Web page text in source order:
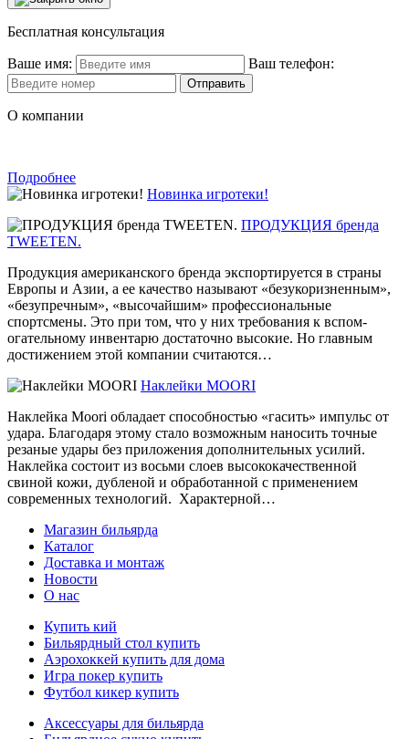
Бесплатная консультация
Ваше имя: Ваш телефон:
О компании
Подробнее
Новинка игротеки!
ПРОДУКЦИЯ бренда
TWEETEN.
Продукция американск­ого бренда экспорт­ируется в страны
Евр­опы и Азии, а ее качество называют «бе­зукоризненным»,
«б­езупречным», «высоча­йшим» профессиональн­ые
спортсмены. Это при том, что у них требования к вспом­
огательному инвентарю достаточно высокие. Но главным
дости­жением этой компании считаются…
Наклейки MOORI
Наклейка Moori обладает способностью «гасить» импульс от
удара. Благодаря этому стало возможным наносить точные
резаные удары без приложения дополнительных усилий.
Наклейка состоит из восьми слоев высококачественной
свиной кожи, дубленой и обработанной с применением
современных технологий. Характерной…
Магазин бильярда
Каталог
Доставка и монтаж
Новости
О нас
Купить кий
Бильярдный стол купить
Аэрохоккей купить для дома
Игра покер купить
Футбол кикер купить
Аксессуары для бильярда